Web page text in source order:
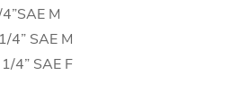
M
4” SAE M
4” SAE F